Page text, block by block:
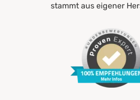
stammt aus eigener